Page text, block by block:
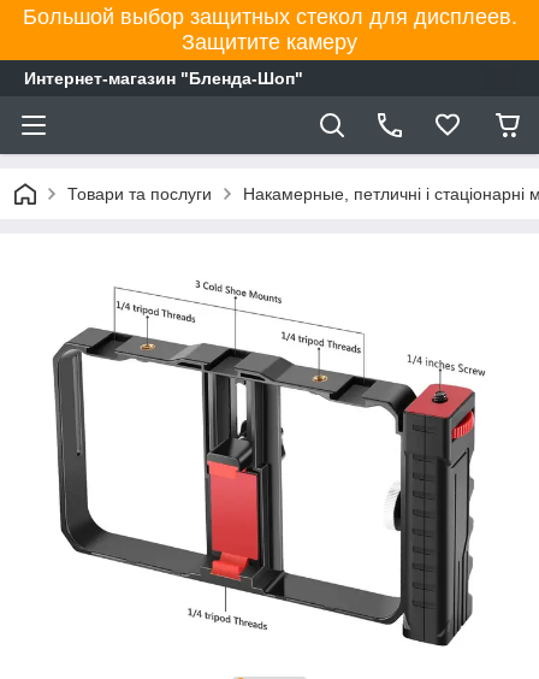
Большой выбор защитных стекол для дисплеев.
Защитите камеру
Интернет-магазин "Бленда-Шоп"
Товари та послуги Накамерные, петличні і стаціонарні